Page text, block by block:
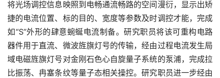
将光场调控信息映照到电畅通流畅路的空间漫衍，显示出矫
捷的电流位置、标的目的、宽度等参数及时调控才能，完成
如“S”外形的肆意蜿蜒电流制备。研究职员将该可重构电路
器件用于直流、微波旌旗灯号的传输，经由过程电流发生局
域电磁旌旗灯号对金刚石色心自旋量子系统的泵浦，完成拉
比振荡、冉塞条纹等量子态相关操控。研究职员进一步经由